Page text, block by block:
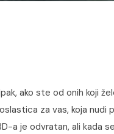
ako ste od onih koji
za vas, koja nudi
a je odvratan, ali kada